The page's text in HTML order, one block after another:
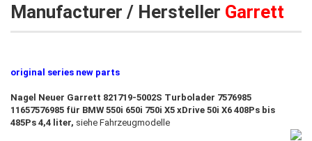
Manufacturer / Hersteller Garrett
original series new parts
Nagel Neuer Garrett 821719-5002S Turbolader 7576985
11657576985 für BMW 550i 650i 750i X5 xDrive 50i X6 408Ps bis
485Ps 4,4 liter, siehe Fahrzeugmodelle